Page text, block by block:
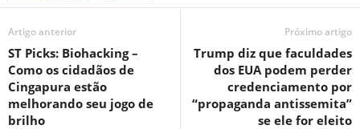
Artigo anterior
ST Picks: Biohacking –
Como os cidadãos de
Cingapura estão
melhorando seu jogo de
brilho
Próximo artigo
Trump diz que faculdades
dos EUA podem perder
credenciamento por
“propaganda antissemita”
se ele for eleito